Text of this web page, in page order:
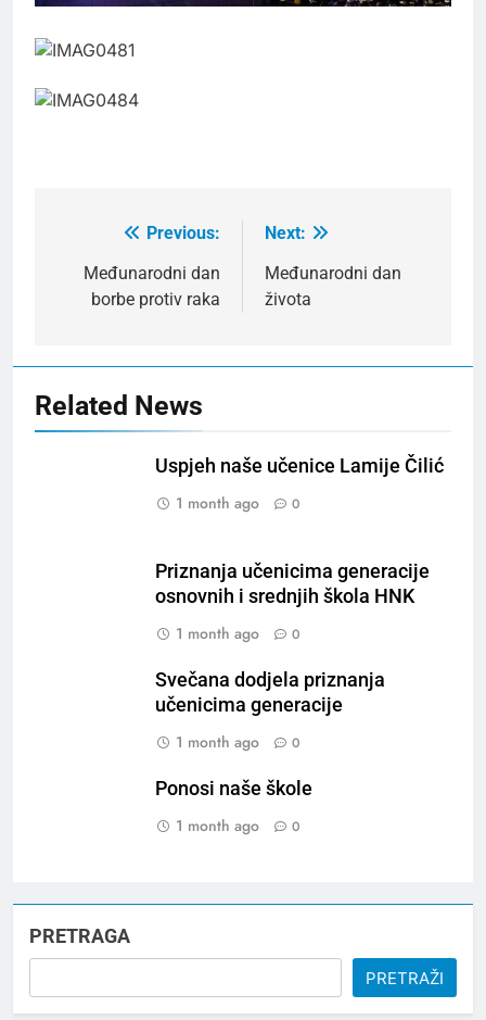
navigation
Previous:
Međunarodni dan
borbe protiv raka
Next:
Međunarodni dan
života
Related News
Uspjeh naše učenice Lamije Čilić
1 month ago
0
Priznanja učenicima generacije
osnovnih i srednjih škola HNK
1 month ago
0
Svečana dodjela priznanja
učenicima generacije
1 month ago
0
Ponosi naše škole
1 month ago
0
PRETRAGA
PRETRAŽI